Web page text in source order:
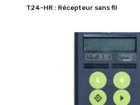
T24-HR : Récepteur sans fil